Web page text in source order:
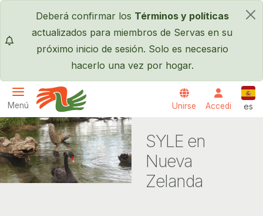
Pasar al contenido principal
×
Deberá confirmar los Términos y políticas
actualizados para miembros de Servas en su
próximo inicio de sesión. Solo es necesario
hacerlo una vez por hogar.
Menú
Servas International
Unirse Accedi es
SYLE en
Nueva
Zelanda